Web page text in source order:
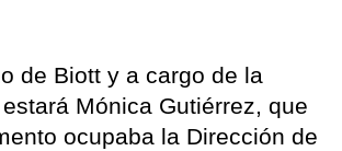
de Biott y a cargo de la
Mónica Gutiérrez, que
ocupaba la Dirección de